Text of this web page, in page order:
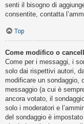
senti il bisogno di
consentite, contatta
Top
Come modifico o
Come per i messaggi, i
solo dai rispettivi autori,
modificare un sondaggio,
messaggio (a cui è
ancora votato, il
solo i moderatori e
del sondaggio è